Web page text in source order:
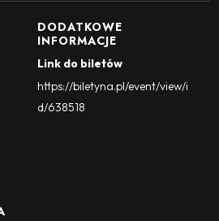
DODATKOWE
INFORMACJE
Link do biletów
https://biletyna.pl/event/view/i
d/638518